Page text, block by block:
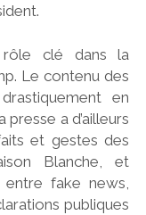
rôle clé dans la
Le contenu des
en
a d’ailleurs
et gestes des
Blanche, et
fake news,
publiques